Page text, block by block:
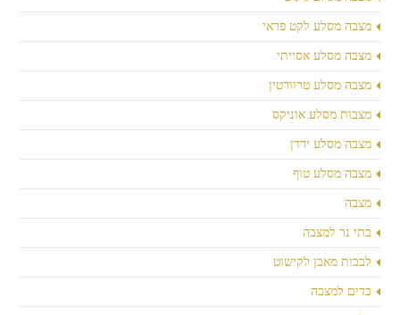
מצבה מסלע לקט פראי
מצבה מסלע אסייתי
מצבה מסלע טרוורטין
מצבות מסלע אוניקס
מצבה מסלע ירדן
מצבה מסלע טוף
מצבה
בתי נר למצבה
לבבות מאבן לקישוט
כדים למצבה